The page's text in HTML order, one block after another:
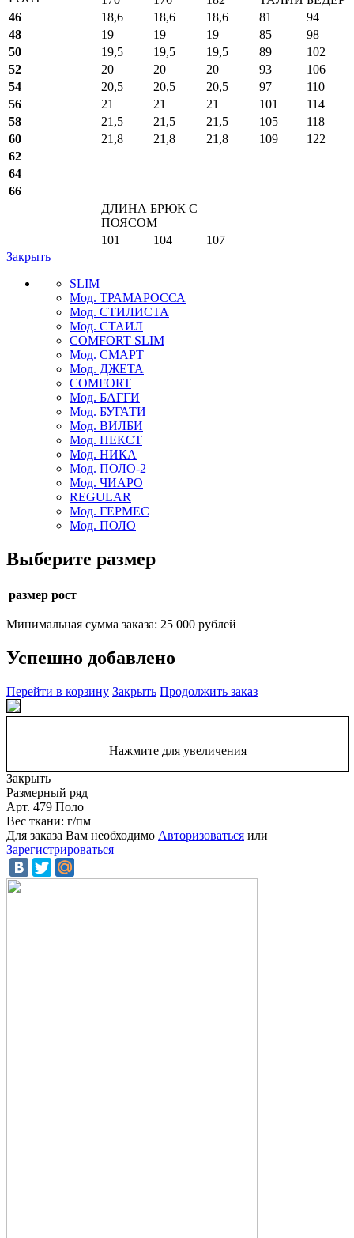
46
18,6 18,6 18,6 81
94
48
19 19 19 85
98
50
19,5 19,5 19,5 89
102
52
20 20 20 93
106
54
20,5 20,5 20,5 97
110
56
21 21 21 101
114
58
21,5 21,5 21,5 105
118
60
21,8 21,8 21,8 109
122
62
64
66
ДЛИНА БРЮК С
ПОЯСОМ
101
104
107
Закрыть
SLIM
Мод. ТРАМАРОССА
Мод. СТИЛИСТА
Мод. СТАИЛ
COMFORT SLIM
Мод. СМАРТ
Мод. ДЖЕТА
COMFORT
Мод. БАГГИ
Мод. БУГАТИ
Мод. ВИЛБИ
Мод. НЕКСТ
Мод. НИКА
Мод. ПОЛО-2
Мод. ЧИАРО
REGULAR
Мод. ГЕРМЕС
Мод. ПОЛО
Выберите размер
размер рост
Минимальная сумма заказа: 25 000 рублей
Успешно добавлено
Перейти в корзину Закрыть Продолжить заказ
Нажмите для увеличения
Закрыть
Размерный ряд
Арт. 479 Поло
Вес ткани: г/пм
Для заказа Вам необходимо Авторизоваться или
Зарегистрироваться